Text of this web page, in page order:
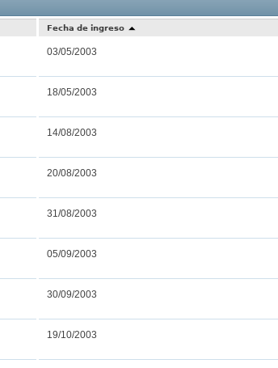
Fecha de ingreso
03/05/2003
18/05/2003
14/08/2003
20/08/2003
31/08/2003
05/09/2003
30/09/2003
19/10/2003